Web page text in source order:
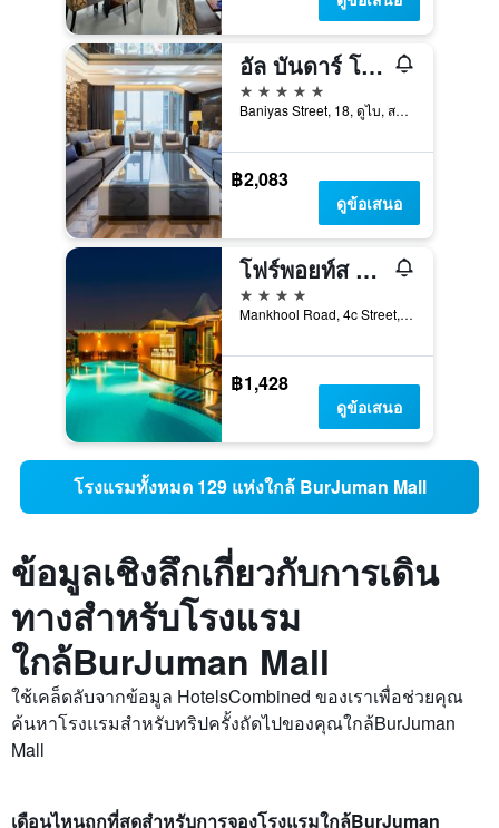
อัล บันดาร์ โรทานา – ดูไบ ครีก
5 ดาว
Baniyas Street, 18, ดูไบ, สหรัฐอาหรับเอมิเรตส์
฿2,083
ดูข้อเสนอ
โฟร์พอยท์ส บายเชอราตัน บูร์ ดูไบ
4 ดาว
Mankhool Road, 4c Street, ดูไบ, สหรัฐอาหรับเอมิเรตส์
฿1,428
ดูข้อเสนอ
โรงแรมทั้งหมด 129 แห่งใกล้ BurJuman Mall
ข้อมูลเชิงลึกเกี่ยวกับการเดิน
ทางสำหรับโรงแรม
ใกล้BurJuman Mall
ใช้เคล็ดลับจากข้อมูล HotelsCombined ของเราเพื่อช่วยคุณ
ค้นหาโรงแรมสำหรับทริปครั้งถัดไปของคุณใกล้BurJuman
Mall
เดือนไหนถูกที่สุดสำหรับการจองโรงแรมใกล้BurJuman